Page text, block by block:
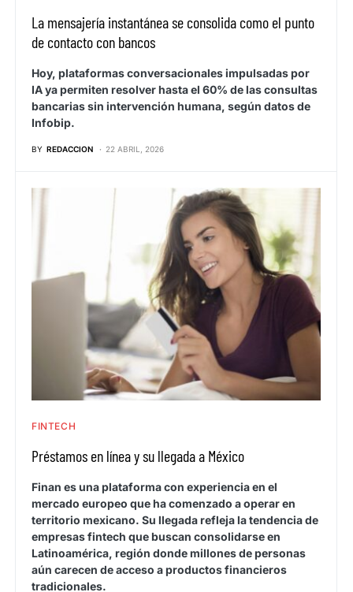
La mensajería instantánea se consolida como el punto
de contacto con bancos
Hoy, plataformas conversacionales impulsadas por
IA ya permiten resolver hasta el 60% de las consultas
bancarias sin intervención humana, según datos de
Infobip.
BY REDACCION 22 ABRIL, 2026
FINTECH
Préstamos en línea y su llegada a México
Finan es una plataforma con experiencia en el
mercado europeo que ha comenzado a operar en
territorio mexicano. Su llegada refleja la tendencia de
empresas fintech que buscan consolidarse en
Latinoamérica, región donde millones de personas
aún carecen de acceso a productos financieros
tradicionales.